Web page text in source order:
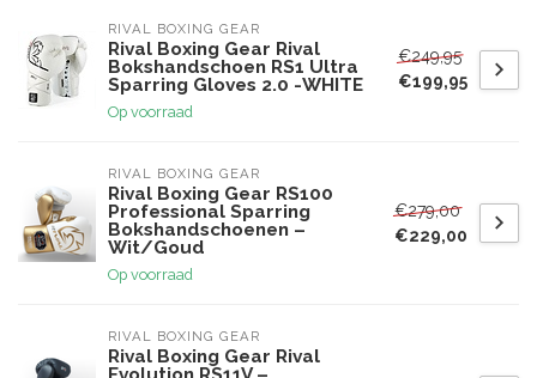
RIVAL BOXING GEAR
Rival Boxing Gear Rival
Bokshandschoen RS1 Ultra
Sparring Gloves 2.0 -WHITE
Op voorraad
€249,95
€199,95
RIVAL BOXING GEAR
Rival Boxing Gear RS100
Professional Sparring
Bokshandschoenen –
Wit/Goud
Op voorraad
€279,00
€229,00
RIVAL BOXING GEAR
Rival Boxing Gear Rival